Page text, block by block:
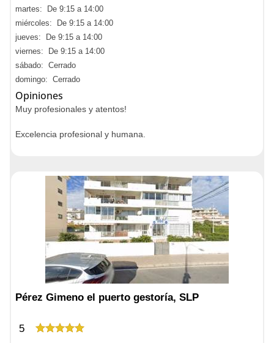
martes: De 9:15 a 14:00
miércoles: De 9:15 a 14:00
jueves: De 9:15 a 14:00
viernes: De 9:15 a 14:00
sábado: Cerrado
domingo: Cerrado
Opiniones
Muy profesionales y atentos!
Excelencia profesional y humana.
Pérez Gimeno el puerto gestoría, SLP
5